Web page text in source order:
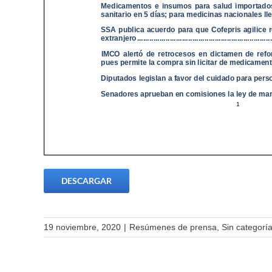
DESCARGAR
19 noviembre, 2020 | Resúmenes de prensa Sin categoría